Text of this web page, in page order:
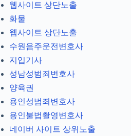
웹사이트 상단노출
화물
웹사이트 상단노출
수원음주운전변호사
지입기사
성남성범죄변호사
양육권
용인성범죄변호사
용인불법촬영변호사
네이버 사이트 상위노출